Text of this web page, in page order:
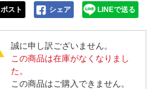
ポスト シェア LINEで送る
誠に申し訳ございません。
この商品は在庫がなくなりまし
た。
この商品はご購入できません。